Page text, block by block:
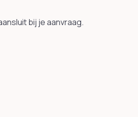
bij je aanvraag.